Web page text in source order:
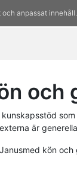
anpassat innehåll.
och
är
kön